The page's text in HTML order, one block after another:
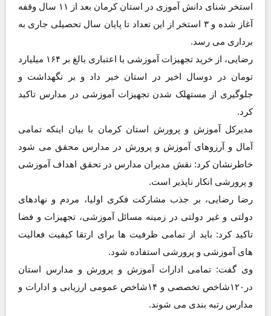
استخر شنای دانش آموزی در استان کرمان بعد از ۱۱ سال وقفه
آغاز شده و ۳ استخر از این تعداد تا پایان سال تحصیلی جاری به
برداری می رسد.
رضایی، از خرید تجهیزات آموزشی با اعتباری بالغ بر ۱۶۴ میلیارد
تومان در دوسال اخیر در استان خبر داد و بر نگهداشت و
جلوگیری از مستهلک شدن تجهیزات آموزشی در مدارس تاکید
کرد.
مدیرکل آموزش و پرورش استان کرمان با بیان اینکه تمامی
آمال و آرزوهای آموزش و پرورش در مدارس محقق می شود
خاطرنشان کرد: نقش مدیران مدارس در تحقق اهداف آموزشی
و پرورشی انکار ناپذیر است.
رضا رضایی، بر جذب مشارکت فکری اولیا، مردم و نهادهای
دولتی و غیر دولتی در زمینه مسائل آموزشی، تجهیزات و فضا
تاکید کرد: باید از تمامی ظرفیت ها برای ارتقا کیفیت فعالیت
های آموزشی و پرورشی استفاده شود.
وی گفت: تمامی ادارات آموزش و پرورش و مدارس استان
در۱۲۰شاخص تخصصی و ۱۴شاخص عمومی ارزیابی و ادارات و
مدارس رتبه بندی می شوند.